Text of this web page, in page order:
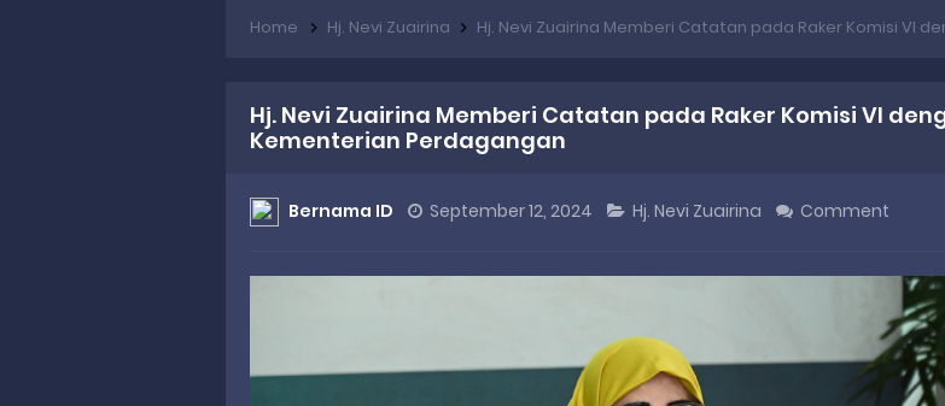
Home Hj. Nevi Zuairina Hj. Nevi Zuairina Memberi Catatan pada Raker Komisi VI dengan Kementerian
Hj. Nevi Zuairina Memberi Catatan pada Raker Komisi VI
Kementerian Perdagangan
Bernama ID September 12, 2024 Hj. Nevi Zuairina Comment